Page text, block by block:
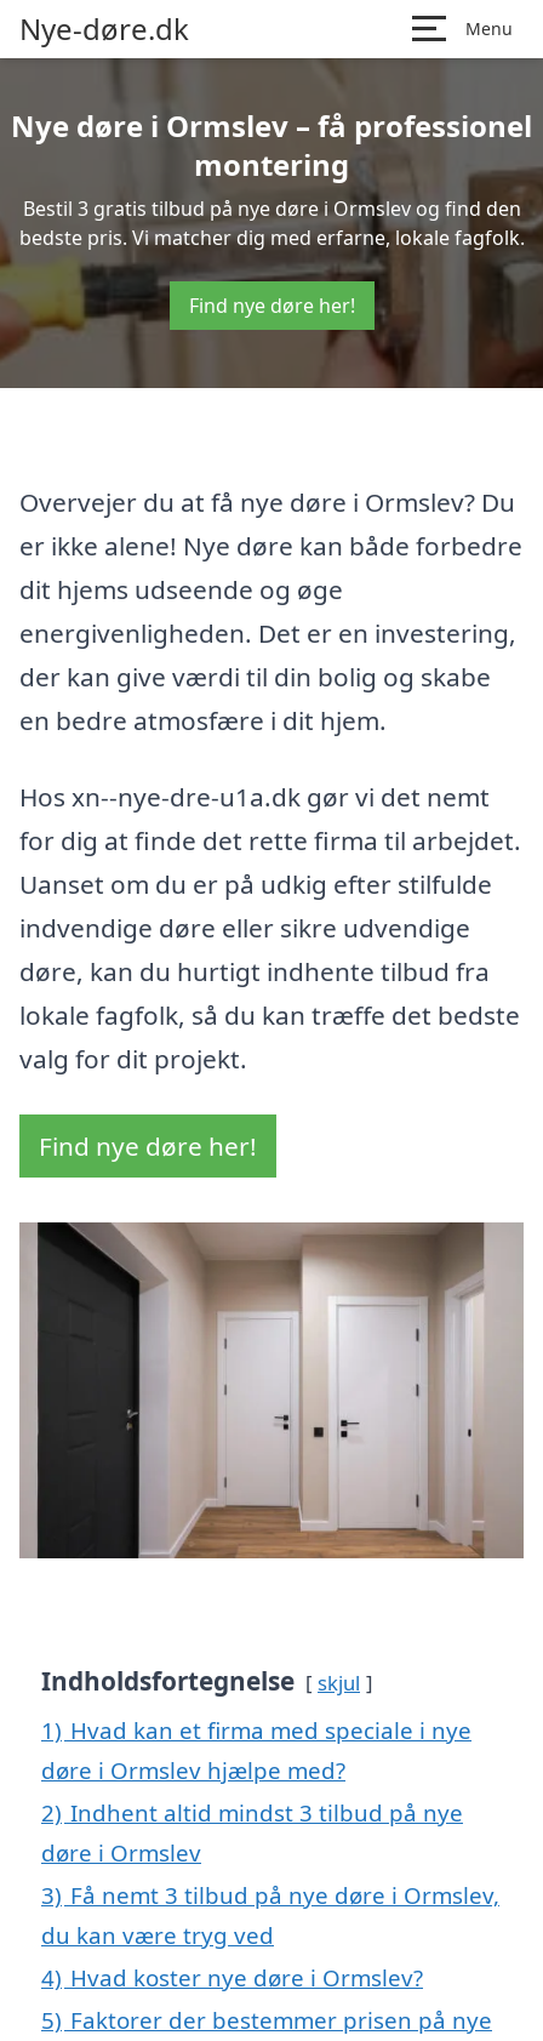
Nye-døre.dk Menu
Nye døre i Ormslev – få professionel
montering
Bestil 3 gratis tilbud på nye døre i Ormslev og find den
bedste pris. Vi matcher dig med erfarne, lokale fagfolk.
Find nye døre her!
Overvejer du at få nye døre i Ormslev? Du
er ikke alene! Nye døre kan både forbedre
dit hjems udseende og øge
energivenligheden. Det er en investering,
der kan give værdi til din bolig og skabe
en bedre atmosfære i dit hjem.
Hos xn--nye-dre-u1a.dk gør vi det nemt
for dig at finde det rette firma til arbejdet.
Uanset om du er på udkig efter stilfulde
indvendige døre eller sikre udvendige
døre, kan du hurtigt indhente tilbud fra
lokale fagfolk, så du kan træffe det bedste
valg for dit projekt.
Find nye døre her!
Indholdsfortegnelse skjul
1) Hvad kan et firma med speciale i nye
døre i Ormslev hjælpe med?
2) Indhent altid mindst 3 tilbud på nye
døre i Ormslev
3) Få nemt 3 tilbud på nye døre i Ormslev,
du kan være tryg ved
4) Hvad koster nye døre i Ormslev?
5) Faktorer der bestemmer prisen på nye